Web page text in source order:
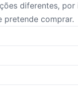
diferentes,
pretende comprar.